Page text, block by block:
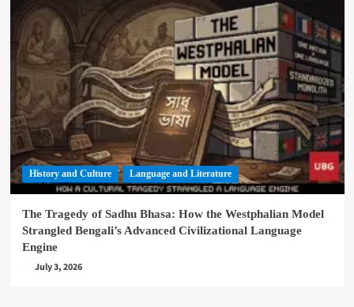
History and Culture Language and Literature
The Tragedy of Sadhu Bhasa: How the Westphalian Model
Strangled Bengali’s Advanced Civilizational Language
Engine
July 3, 2026